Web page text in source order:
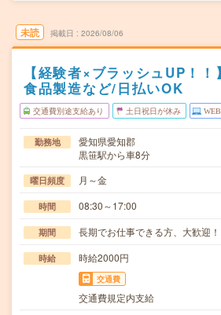
未読 掲載日 2026/08/06
【経験者×ブラッシュUP！！
食品製造など/日払いOK
交通費別途支給あり 土日祝日が休み
勤務地
愛知県愛知郡
黒笹駅から車8分
曜日頻度 月～金
時間 08:30～17:00
期間 長期でお仕事できる方、大歓迎！
時給 時給2000円
交通費
交通費規定内支給